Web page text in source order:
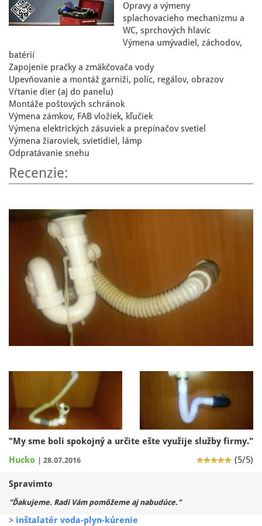
Opravy a výmeny
splachovacieho mechanizmu a
WC, sprchových hlavíc
Výmena umývadiel, záchodov,
batérií
Zapojenie pračky a zmäkčovača vody
Upevňovanie a montáž garniži, políc, regálov, obrazov
Vŕtanie dier (aj do panelu)
Montáže poštových schránok
Výmena zámkov, FAB vložiek, kľučiek
Výmena elektrických zásuviek a prepínačov svetiel
Výmena žiaroviek, svietidiel, lámp
Odpratávanie snehu
Recenzie:
"My sme boli spokojný a určite ešte využije služby firmy."
Hucko
| 28.07.2016 (5/5)
Spravimto
"Ďakujeme. Radi Vám pomôžeme aj nabudúce."
> inštalatér voda-plyn-kúrenie